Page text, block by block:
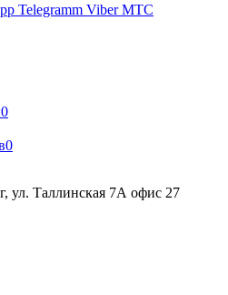
Telegramm Viber МТС
0
0
ул. Таллинская 7А офис 27